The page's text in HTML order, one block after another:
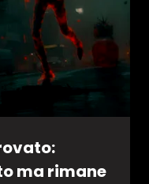
ma rimane